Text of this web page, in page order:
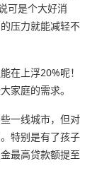
可是个大好消
压力就能减轻不
在上浮20%呢！
家庭的需求。
一线城市，但对
特别是有了孩子
最高贷款额提至